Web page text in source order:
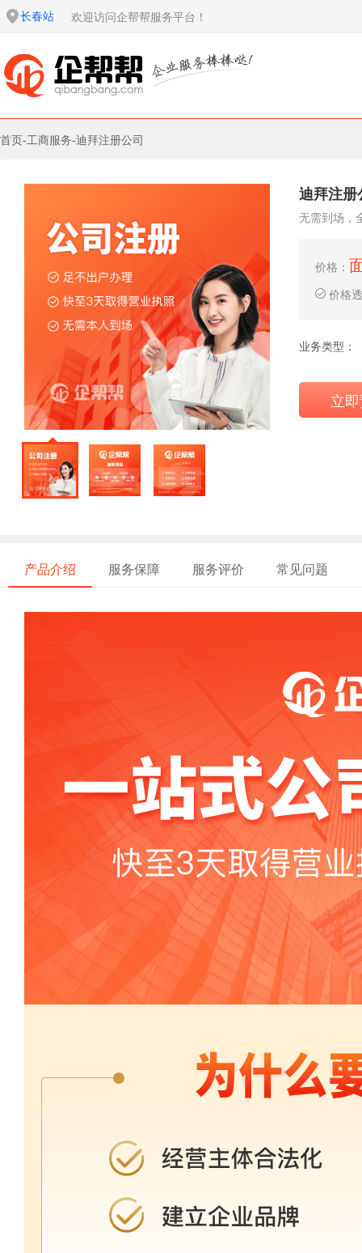
长春站 欢迎访问企帮帮服务平台！
首页-工商服务-迪拜注册公司
迪拜注册
无需到场，
价格：
价格
业务类型：
立
产品介绍 服务保障 服务评价 常见问题